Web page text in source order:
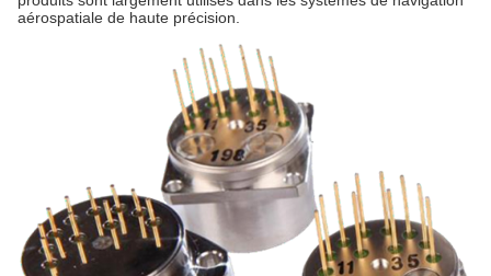
aérospatiale de haute précision.